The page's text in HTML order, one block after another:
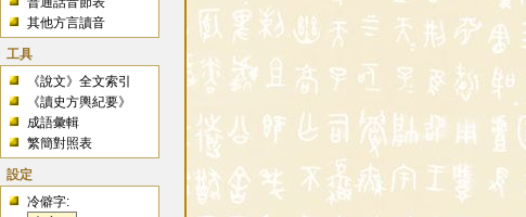
其他方言讀音
工具
《說文》全文索引
《讀史方輿紀要》
成語彙輯
繁簡對照表
設定
冷僻字: